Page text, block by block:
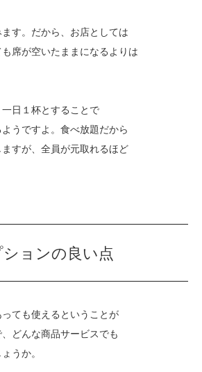
す。だから、お店としては
席が空いたままになるよりは
日１杯とすることで
うですよ。食べ放題だから
すが、全員が元取れるほど
ョンの良い点
ても使えるということが
どんな商品サービスでも
うか。